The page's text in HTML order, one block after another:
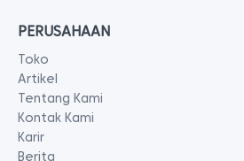
PERUSAHAAN
Toko
Artikel
Tentang Kami
Kontak Kami
Karir
Berita